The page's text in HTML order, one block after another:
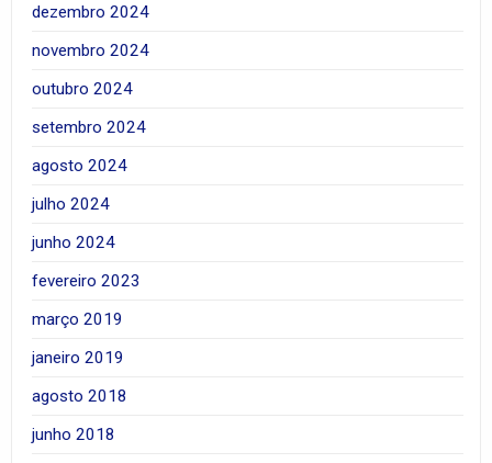
dezembro 2024
novembro 2024
outubro 2024
setembro 2024
agosto 2024
julho 2024
junho 2024
fevereiro 2023
março 2019
janeiro 2019
agosto 2018
junho 2018